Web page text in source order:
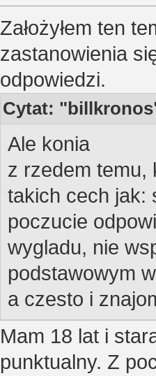
Założyłem ten
zastanowienia
odpowiedzi.
Cytat:
Ale konia
z rzedem temu,
takich cech jak:
poczucie
wygladu, nie
podstawowym
a czesto i
Mam 18 lat i
punktualny. Z